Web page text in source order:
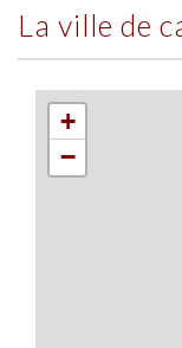
la ville de
+
−